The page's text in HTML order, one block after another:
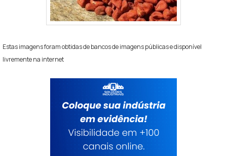
Estas imagens foram obtidas de bancos de imagens públicas e disponível
livremente na internet